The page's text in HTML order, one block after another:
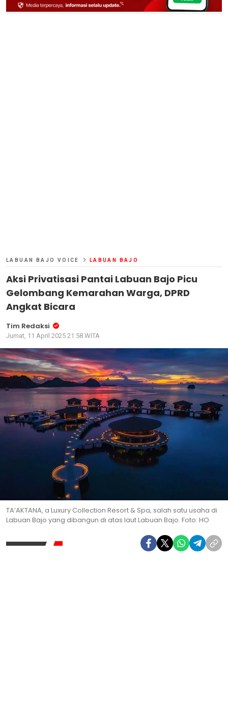
LABUAN BAJO VOICE LABUAN BAJO
Aksi Privatisasi Pantai Labuan Bajo Picu
Gelombang Kemarahan Warga, DPRD
Angkat Bicara
Tim Redaksi
Jumat, 11 April 2025 21:58 WITA
TA’AKTANA, a Luxury Collection Resort & Spa, salah satu usaha di
Labuan Bajo yang dibangun di atas laut Labuan Bajo. Foto: HO